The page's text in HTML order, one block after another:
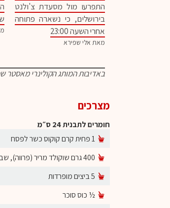
התפרעו מול מסעדת צ'ולנט
בירושלים, כי נשארה פתוחה
אחרי השעה 23:00
מאת אלי שפירא
באדיבות המותג הקולינרי מאסטר
מצרכים
חומרים לתבנית 24 ס״מ
1 פחית קרם קוקוס כשר לפסח
400 גרם שוקולד מריר (פרווה), שבור לקוביות
5 ביצים מופרדות
½ כוס סוכר